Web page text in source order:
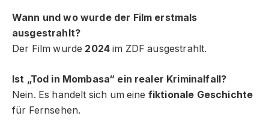
Wann und wo wurde der Film erstmals
ausgestrahlt?
Der Film wurde 2024 im ZDF ausgestrahlt.
Ist „Tod in Mombasa“ ein realer Kriminalfall?
Nein. Es handelt sich um eine fiktionale Geschichte
für Fernsehen.